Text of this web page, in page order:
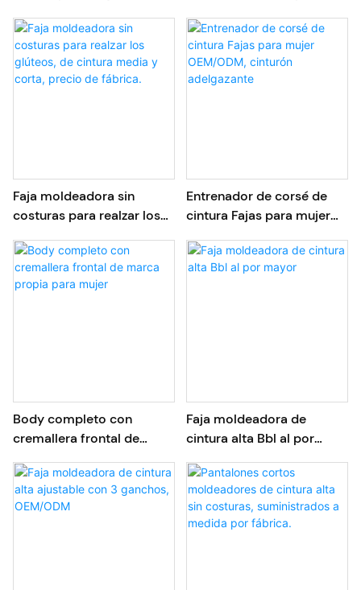
mayor
Faja moldeadora sin
costuras para realzar los
corta, precio de fábrica.
Entrenador de corsé de
cintura Fajas para mujer
adelgazante
Body completo con
cremallera frontal de
Faja moldeadora de
cintura alta Bbl al por